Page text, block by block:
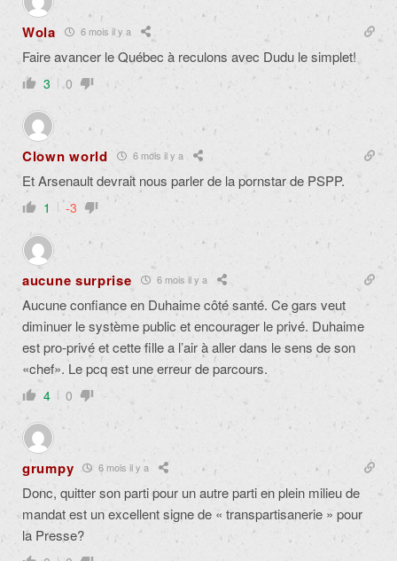
Wola 6 mois il y a
Faire avancer le Québec à reculons avec Dudu le simplet!
3 0
Clown world 6 mois il y a
Et Arsenault devrait nous parler de la pornstar de PSPP.
1 -3
aucune surprise 6 mois il y a
Aucune confiance en Duhaime côté santé. Ce gars veut
diminuer le système public et encourager le privé. Duhaime
est pro-privé et cette fille a l’air à aller dans le sens de son
«chef». Le pcq est une erreur de parcours.
4 0
grumpy 6 mois il y a
Donc, quitter son parti pour un autre parti en plein milieu de
mandat est un excellent signe de « transpartisanerie » pour
la Presse?